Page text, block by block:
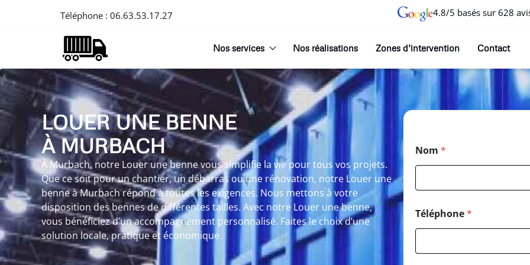
Téléphone : 06.63.53.17.27 4.8/5 basés sur 628
Nos services Nos réalisations Zones d’intervention Contact
LOUER UNE BENNE
À MURBACH
À Murbach, notre Louer une benne vous simplifie la vie pour tous vos projets.
Que ce soit pour un chantier, un débarras ou une rénovation, notre Louer une
benne à Murbach répond à toutes les exigences. Nous mettons à votre
disposition des bennes de différentes tailles. Avec notre Louer une benne,
vous bénéficiez d’un accompagnement personnalisé. Faites le choix d’une
solution locale, pratique et économique.
Nom *
Téléphone*